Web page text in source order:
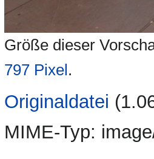
Größe dieser
797 Pixel.
Originaldatei
MIME-Typ: